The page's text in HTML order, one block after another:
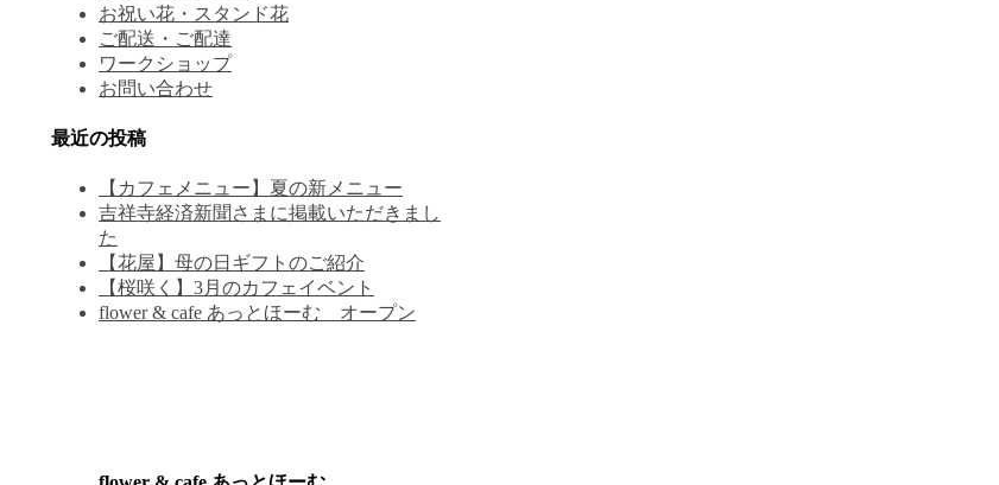
お祝い花・スタンド花
ご配送・ご配達
ワークショップ
お問い合わせ
最近の投稿
【カフェメニュー】夏の新メニュー
吉祥寺経済新聞さまに掲載いただきまし
た
【花屋】母の日ギフトのご紹介
【桜咲く】3月のカフェイベント
flower & cafe あっとほーむ オープン